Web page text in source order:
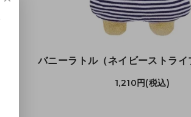
バニーラトル（ネイビーストラ
1,210円(税込)